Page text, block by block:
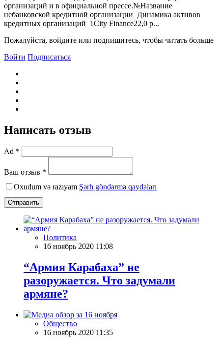
организаций и в официальной прессе.№Название
небанковской кредитной организации Динамика активов
кредитных организаций 1City Finance22,0 р...
Пожалуйста, войдите или подпишитесь, чтобы читать больше
Войти Подписаться
Написать отзыв
Ad *
Ваш отзыв *
Oxudum və razıyam Şərh göndərmə qaydaları
Отправить
Политика
16 ноябрь 2020 11:08
“Армия Карабаха” не
разоружается. Что задумали
армяне?
Общество
16 ноябрь 2020 11:35